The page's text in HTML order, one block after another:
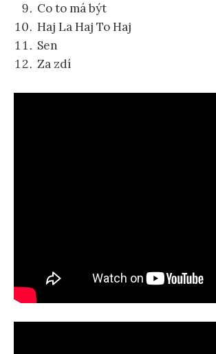
Co to má být
Haj La Haj To Haj
Sen
Za zdí